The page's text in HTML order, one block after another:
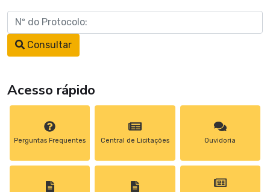
Consultar
Acesso rápido
Perguntas Frequentes Central de Licitações Ouvidoria